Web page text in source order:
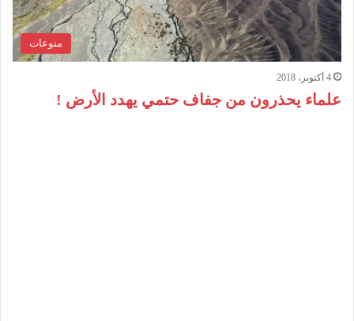
منوعات
4 أكتوبر، 2018
علماء يحذرون من جفاف حتمي يهدد الأرض !